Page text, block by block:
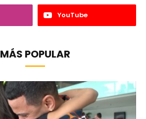
YouTube
MÁS POPULAR